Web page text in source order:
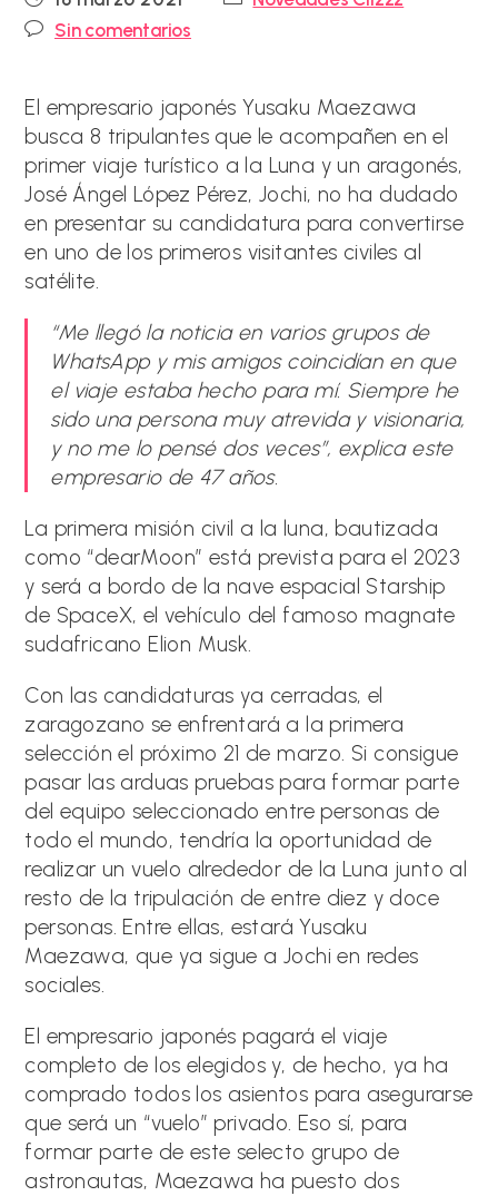
de
la
Comentarios
Sin comentarios
El empresario japonés Yusaku Maezawa
busca 8 tripulantes que le acompañen en el
primer viaje turístico a la Luna y un aragonés,
José Ángel López Pérez, Jochi, no ha dudado
en presentar su candidatura para convertirse
en uno de los primeros visitantes civiles al
satélite.
“Me llegó la noticia en varios grupos de
WhatsApp y mis amigos coincidían en que
el viaje estaba hecho para mí. Siempre he
sido una persona muy atrevida y visionaria,
y no me lo pensé dos veces”, explica este
empresario de 47 años.
La primera misión civil a la luna, bautizada
como “dearMoon” está prevista para el 2023
y será a bordo de la nave espacial Starship
de SpaceX, el vehículo del famoso magnate
sudafricano Elion Musk.
Con las candidaturas ya cerradas, el
zaragozano se enfrentará a la primera
selección el próximo 21 de marzo. Si consigue
pasar las arduas pruebas para formar parte
del equipo seleccionado entre personas de
todo el mundo, tendría la oportunidad de
realizar un vuelo alrededor de la Luna junto al
resto de la tripulación de entre diez y doce
personas. Entre ellas, estará Yusaku
Maezawa, que ya sigue a Jochi en redes
sociales.
El empresario japonés pagará el viaje
completo de los elegidos y, de hecho, ya ha
comprado todos los asientos para asegurarse
que será un “vuelo” privado. Eso sí, para
formar parte de este selecto grupo de
astronautas, Maezawa ha puesto dos